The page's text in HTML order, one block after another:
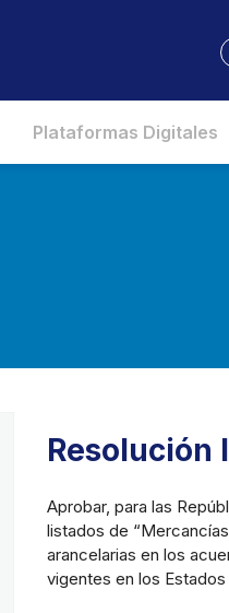
Plataformas Digitales
Resolución
Aprobar, para las
listados de
arancelarias en los
vigentes en los